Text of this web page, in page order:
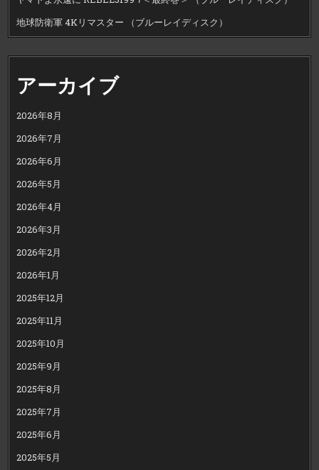
地球防衛軍 4Kリマスター （ブルーレイディスク）
アーカイブ
2026年8月
2026年7月
2026年6月
2026年5月
2026年4月
2026年3月
2026年2月
2026年1月
2025年12月
2025年11月
2025年10月
2025年9月
2025年8月
2025年7月
2025年6月
2025年5月